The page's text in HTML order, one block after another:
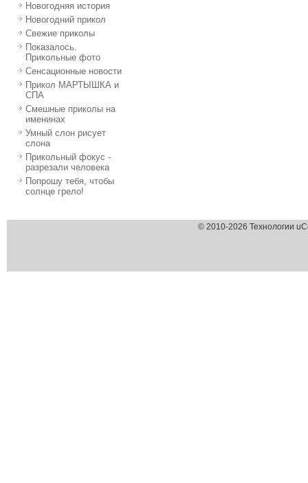
Новогодняя история
Новогодний прикол
Свежие приколы
Показалось.
Прикольные фото
Сенсационные новости
Прикол МАРТЫШКА и
СПА
Смешные приколы на
именинах
Умный слон рисует
слона
Прикольный фокус -
разрезали человека
Попрошу тебя, чтобы
солнце грело!
© 2010-2026 Технологии